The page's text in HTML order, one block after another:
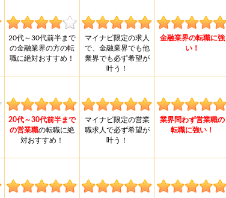
20代～30代前半まで
の金融業界の方の転
職に絶対おすすめ！
マイナビ限定の求人
で、金融業界でも他
業界でも必ず希望が
叶う！
金融業界の転職に強
い！
20代～30代前半まで
の営業職の転職に絶
対おすすめ！
マイナビ限定の営業
職求人で必ず希望が
叶う！
業界問わず営業職の
転職に強い！